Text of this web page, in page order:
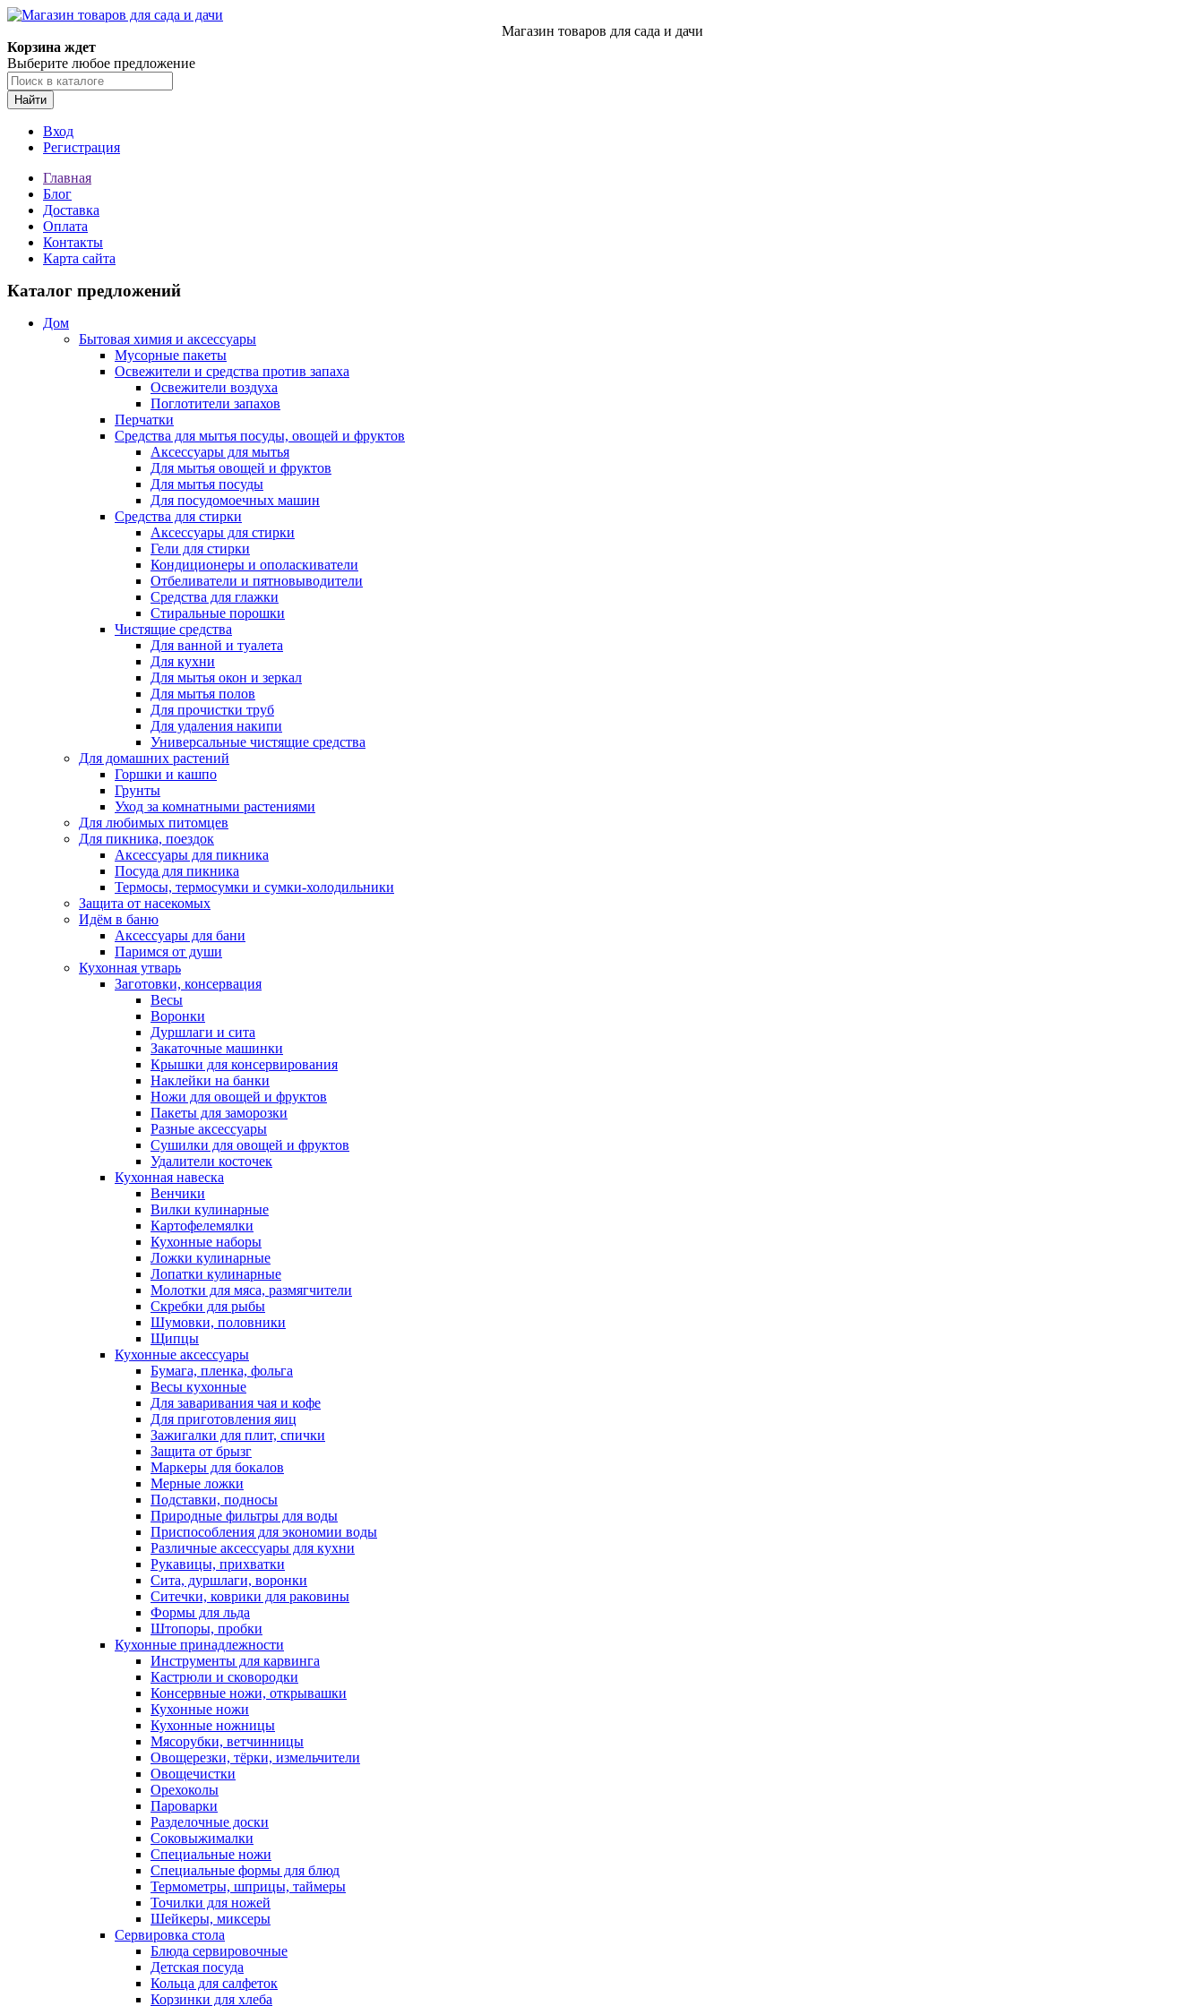
Магазин товаров для сада и дачи
Корзина ждет
Выберите любое предложение
Найти
Вход
Регистрация
Главная
Блог
Доставка
Оплата
Контакты
Карта сайта
Каталог предложений
Дом
Бытовая химия и аксессуары
Мусорные пакеты
Освежители и средства против запаха
Освежители воздуха
Поглотители запахов
Перчатки
Средства для мытья посуды, овощей и фруктов
Аксессуары для мытья
Для мытья овощей и фруктов
Для мытья посуды
Для посудомоечных машин
Средства для стирки
Аксессуары для стирки
Гели для стирки
Кондиционеры и ополаскиватели
Отбеливатели и пятновыводители
Средства для глажки
Стиральные порошки
Чистящие средства
Для ванной и туалета
Для кухни
Для мытья окон и зеркал
Для мытья полов
Для прочистки труб
Для удаления накипи
Универсальные чистящие средства
Для домашних растений
Горшки и кашпо
Грунты
Уход за комнатными растениями
Для любимых питомцев
Для пикника, поездок
Аксессуары для пикника
Посуда для пикника
Термосы, термосумки и сумки-холодильники
Защита от насекомых
Идём в баню
Аксессуары для бани
Паримся от души
Кухонная утварь
Заготовки, консервация
Весы
Воронки
Дуршлаги и сита
Закаточные машинки
Крышки для консервирования
Наклейки на банки
Ножи для овощей и фруктов
Пакеты для заморозки
Разные аксессуары
Сушилки для овощей и фруктов
Удалители косточек
Кухонная навеска
Венчики
Вилки кулинарные
Картофелемялки
Кухонные наборы
Ложки кулинарные
Лопатки кулинарные
Молотки для мяса, размягчители
Скребки для рыбы
Шумовки, половники
Щипцы
Кухонные аксессуары
Бумага, пленка, фольга
Весы кухонные
Для заваривания чая и кофе
Для приготовления яиц
Зажигалки для плит, спички
Защита от брызг
Маркеры для бокалов
Мерные ложки
Подставки, подносы
Природные фильтры для воды
Приспособления для экономии воды
Различные аксессуары для кухни
Рукавицы, прихватки
Сита, дуршлаги, воронки
Ситечки, коврики для раковины
Формы для льда
Штопоры, пробки
Кухонные принадлежности
Инструменты для карвинга
Кастрюли и сковородки
Консервные ножи, открывашки
Кухонные ножи
Кухонные ножницы
Мясорубки, ветчинницы
Овощерезки, тёрки, измельчители
Овощечистки
Орехоколы
Пароварки
Разделочные доски
Соковыжималки
Специальные ножи
Специальные формы для блюд
Термометры, шприцы, таймеры
Точилки для ножей
Шейкеры, миксеры
Сервировка стола
Блюда сервировочные
Детская посуда
Кольца для салфеток
Корзинки для хлеба